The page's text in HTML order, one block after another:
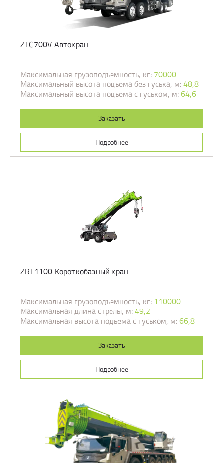
ZTC700V Автокран
Максимальная грузоподъемность, кг: 70000
Максимальный высота подъема без гуська, м:48,8
Максимальный высота подъема с гуськом, м:64,6
Заказать
Подробнее
ZRT1100 Короткобазный кран
Максимальная грузоподъемность, кг: 110000
Максимальная длина стрелы, м:49,2
Максимальная высота подъема с гуськом, м:66,8
Заказать
Подробнее